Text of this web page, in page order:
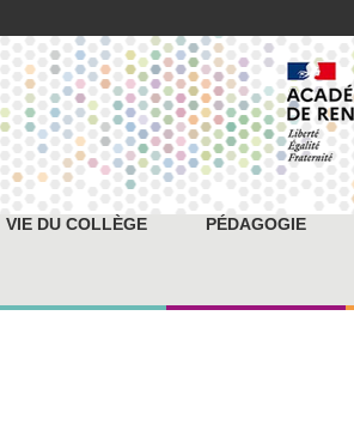
VIE DU COLLÈGE PÉDAGOGIE